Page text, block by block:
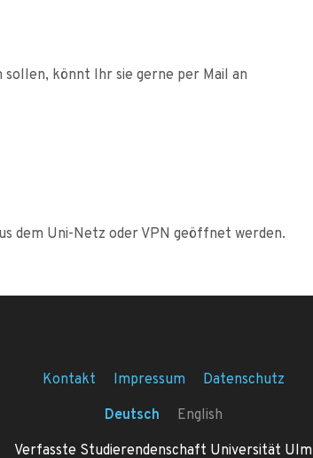
sollen, könnt Ihr sie gerne per Mail an
dem Uni-Netz oder VPN geöffnet werden.
Kontakt Impressum
Datenschutz
Deutsch
English
Verfasste Studierendenschaft Universität Ulm